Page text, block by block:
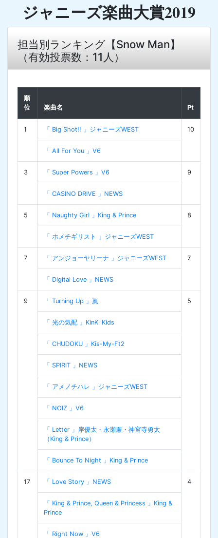
ジャニーズ楽曲大賞2019
担当別ランキング【Snow Man】
（有効投票数：11人）
順
位
楽曲名 Pt
1 「 Big Shot!! 」ジャニーズWEST 10
「 All For You 」V6
3 「 Super Powers 」V6 9
「 CASINO DRIVE 」NEWS
5 「 Naughty Girl 」King & Prince 8
「 ホメチギリスト 」ジャニーズWEST
7 「 アンジョーヤリーナ 」ジャニーズWEST 7
「 Digital Love 」NEWS
9 「 Turning Up 」嵐 5
「 光の気配 」KinKi Kids
「 CHUDOKU 」Kis-My-Ft2
「 SPIRIT 」NEWS
「 アメノチハレ 」ジャニーズWEST
「 NOIZ 」V6
「 Letter 」岸優太・永瀬廉・神宮寺勇太
（King & Prince）
「 Bounce To Night 」King & Prince
17 「 Love Story 」NEWS 4
「 King & Prince, Queen & Princess 」King &
Prince
「 Right Now 」V6